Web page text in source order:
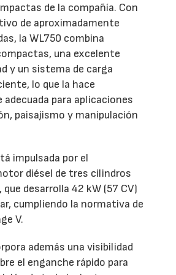
de la compañía. Con
de aproximadamente
la WL750 combina
una excelente
y un sistema de carga
lo que la hace
para aplicaciones
paisajismo y manipulación
impulsada por el
diésel de tres cilindros
que desarrolla 42 kW (57 CV)
cumpliendo la normativa de
V.
además una visibilidad
el enganche rápido para